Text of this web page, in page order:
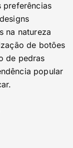
preferências
na natureza
de botões
de pedras
popular